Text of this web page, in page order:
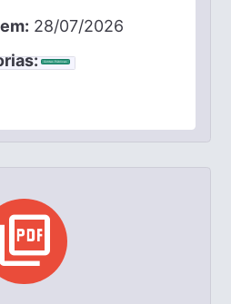
28/07/2026
Contas Públicas
picture_as_pdf